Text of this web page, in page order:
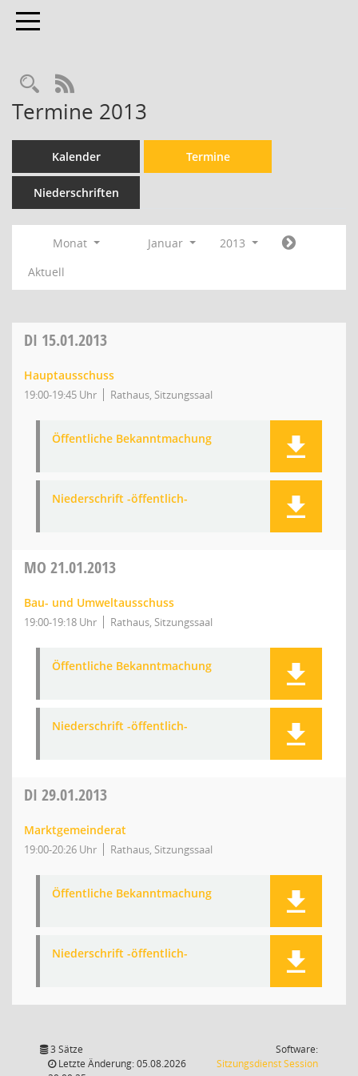
Toggle navigation
Rechercheauswahl
RSS-Feed
Termine 2013
Kalender Termine
Niederschriften
Monat Januar
2013
Aktuell
DI 15.01.2013
Hauptausschuss
19:00-19:45 Uhr Rathaus, Sitzungssaal
Öffentliche Bekanntmachung
Niederschrift -öffentlich-
MO 21.01.2013
Bau- und Umweltausschuss
19:00-19:18 Uhr Rathaus, Sitzungssaal
Öffentliche Bekanntmachung
Niederschrift -öffentlich-
DI 29.01.2013
Marktgemeinderat
19:00-20:26 Uhr Rathaus, Sitzungssaal
Öffentliche Bekanntmachung
Niederschrift -öffentlich-
3 Sätze
Letzte Änderung: 05.08.2026
Software:
SitzungsdienstSession(Wird in